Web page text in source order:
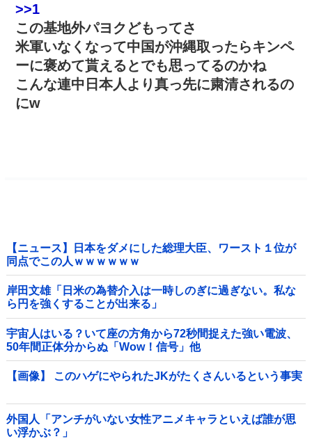
>>1
この基地外パヨクどもってさ
米軍いなくなって中国が沖縄取ったらキンペ
ーに褒めて貰えるとでも思ってるのかね
こんな連中日本人より真っ先に粛清されるの
にw
【ニュース】日本をダメにした総理大臣、ワースト１位が
同点でこの人ｗｗｗｗｗｗ
岸田文雄「日米の為替介入は一時しのぎに過ぎない。私な
ら円を強くすることが出来る」
宇宙人はいる？いて座の方角から72秒間捉えた強い電波、
50年間正体分からぬ「Wow！信号」他
【画像】 このハゲにやられたJKがたくさんいるという事実
外国人「アンチがいない女性アニメキャラといえば誰が思
い浮かぶ？」